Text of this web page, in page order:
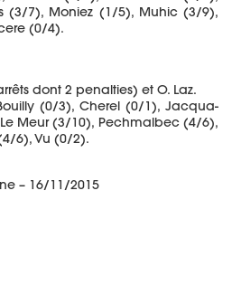
(3/7), Moniez (1/5), Muhic (3/9),
(0/4).
dont 2 penalties) et O. Laz.
(0/3), Cherel (0/1), Jacqua-
Le Meur (3/10), Pechmalbec (4/6),
6), Vu (0/2).
– 16/11/2015